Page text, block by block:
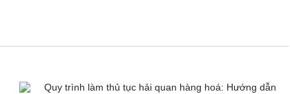
Quy trình làm thủ tục hải quan hàng hoá: Hướng dẫn